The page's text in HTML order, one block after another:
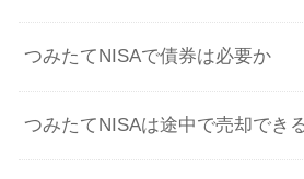
つみたてNISAで債券は必要か
つみたてNISAは途中で売却でき